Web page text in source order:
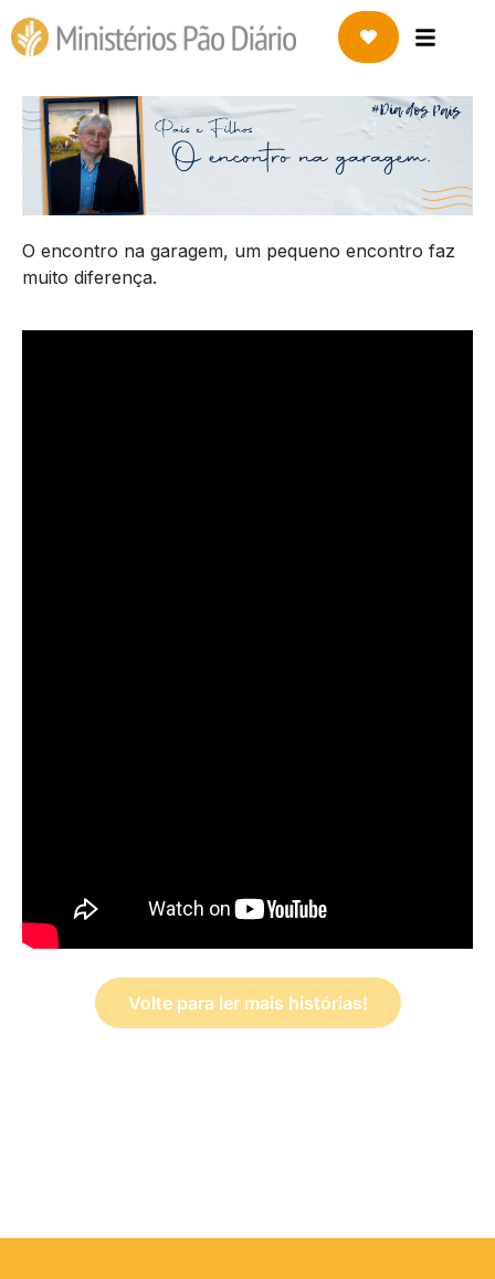
O encontro na garagem, um pequeno encontro faz
muito diferença.
Volte para ler mais histórias!